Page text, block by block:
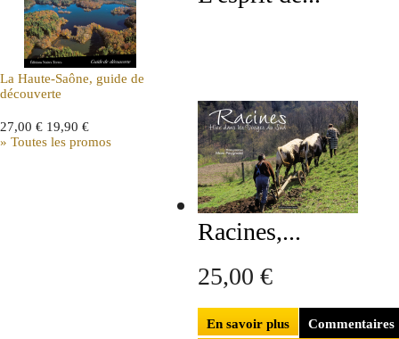
La Haute-Saône, guide de
découverte
27,00 € 19,90 €
» Toutes les promos
Racines,...
25,00 €
En savoir plus Commentaires